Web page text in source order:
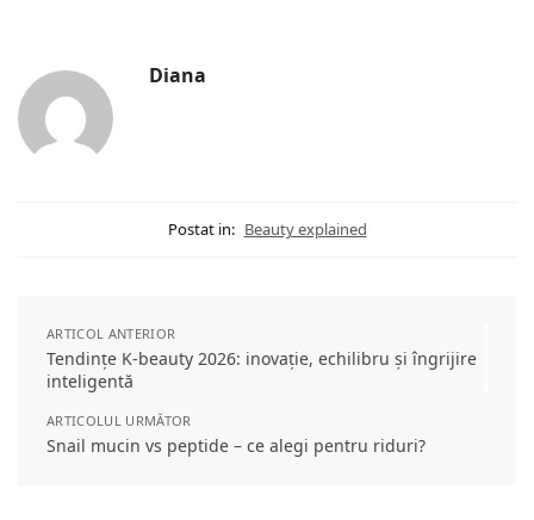
Diana
Postat in: Beauty explained
ARTICOL ANTERIOR
Tendințe K-beauty 2026: inovație, echilibru și îngrijire
inteligentă
ARTICOLUL URMĂTOR
Snail mucin vs peptide – ce alegi pentru riduri?